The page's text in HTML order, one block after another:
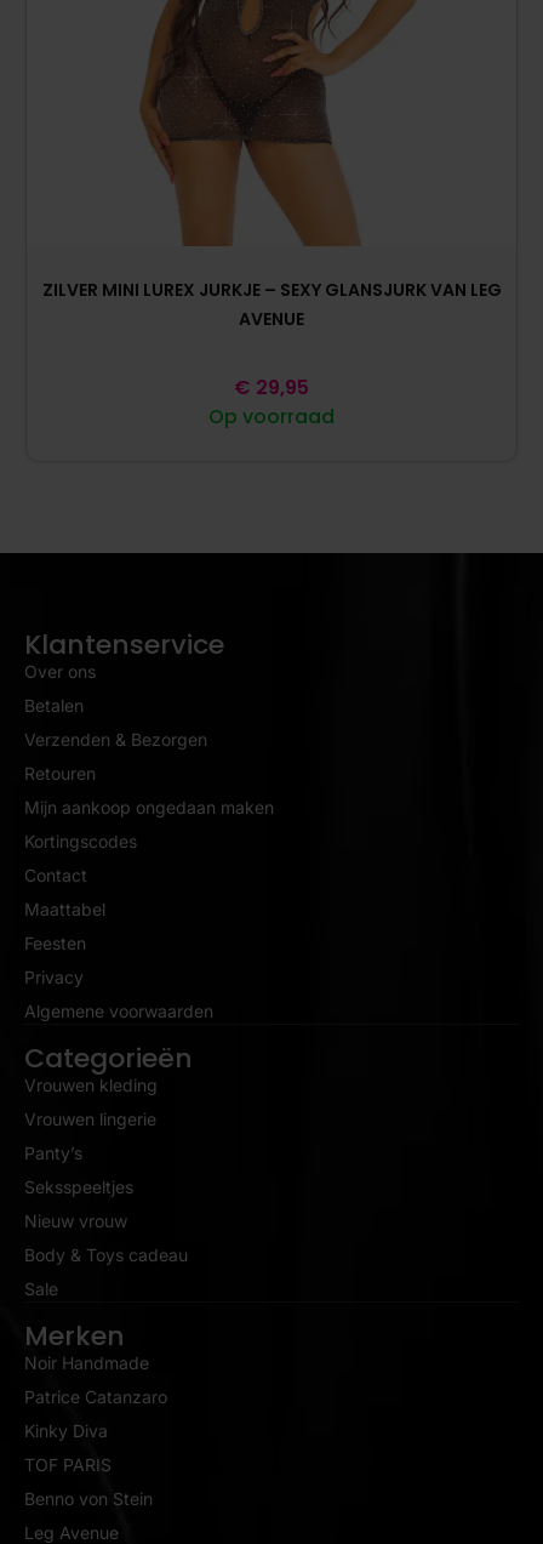
ZILVER MINI LUREX JURKJE – SEXY GLANSJURK VAN LEG
AVENUE
Op voorraad
€ 29,95
Klantenservice
Over ons
Betalen
Verzenden & Bezorgen
Retouren
Mijn aankoop ongedaan maken
Kortingscodes
Contact
Maattabel
Feesten
Privacy
Algemene voorwaarden
Categorieën
Vrouwen kleding
Vrouwen lingerie
Panty’s
Seksspeeltjes
Nieuw vrouw
Body & Toys cadeau
Sale
Merken
Noir Handmade
Patrice Catanzaro
Kinky Diva
TOF PARIS
Benno von Stein
Leg Avenue